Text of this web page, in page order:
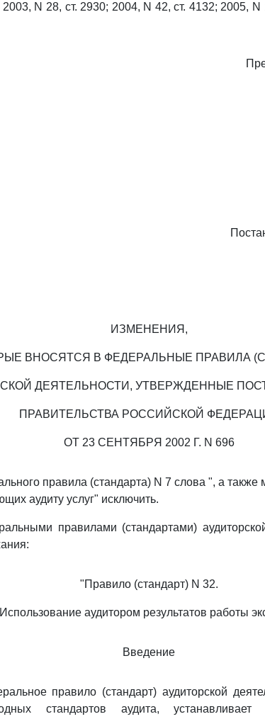
N 28, ст. 2930; 2004, N 42, ст. 4132; 2005, N
ИЗМЕНЕНИЯ,
ВНОСЯТСЯ В ФЕДЕРАЛЬНЫЕ ПРАВИЛА
ДЕЯТЕЛЬНОСТИ, УТВЕРЖДЕННЫЕ
ПРАВИТЕЛЬСТВА РОССИЙСКОЙ
ОТ 23 СЕНТЯБРЯ 2002 Г. N 696
правила (стандарта) N 7 слова ", а
аудиту услуг" исключить.
правилами (стандартами)
"Правило (стандарт) N 32.
Использование аудитором результатов работы
Введение
правило (стандарт) аудиторской
стандартов аудита,